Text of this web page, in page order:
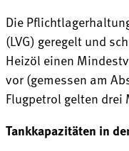
Die
(LVG) geregelt und
Heizöl einen
vor (gemessen am
Flugpetrol gelten drei
Tankkapazitäten in